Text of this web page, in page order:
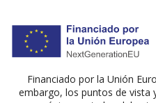
Financiado por la Unión
embargo, los puntos de vista